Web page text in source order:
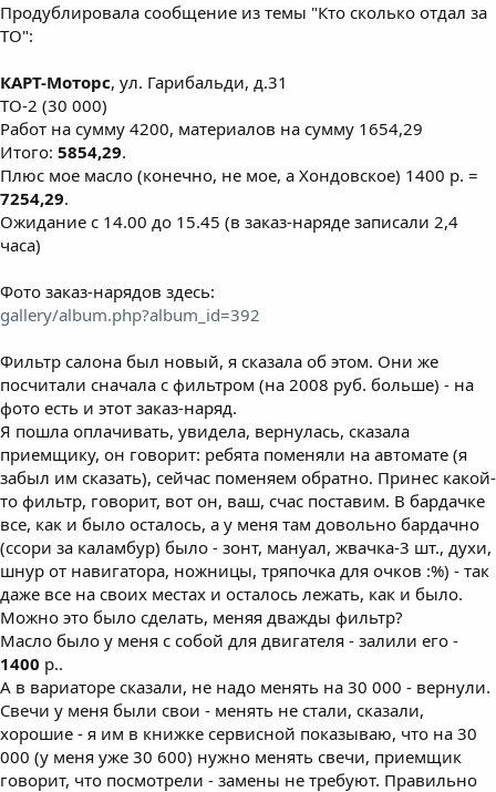
Продублировала сообщение из темы "Кто сколько отдал за
ТО":
КАРТ-Моторс, ул. Гарибальди, д.31
ТО-2 (30 000)
Работ на сумму 4200, материалов на сумму 1654,29
Итого: 5854,29.
Плюс мое масло (конечно, не мое, а Хондовское) 1400 р. =
7254,29.
Ожидание с 14.00 до 15.45 (в заказ-наряде записали 2,4
часа)
Фото заказ-нарядов здесь:
gallery/album.php?album_id=392
Фильтр салона был новый, я сказала об этом. Они же
посчитали сначала с фильтром (на 2008 руб. больше) - на
фото есть и этот заказ-наряд.
Я пошла оплачивать, увидела, вернулась, сказала
приемщику, он говорит: ребята поменяли на автомате (я
забыл им сказать), сейчас поменяем обратно. Принес какой-
то фильтр, говорит, вот он, ваш, счас поставим. В бардачке
все, как и было осталось, а у меня там довольно бардачно
(ссори за каламбур) было - зонт, мануал, жвачка-3 шт., духи,
шнур от навигатора, ножницы, тряпочка для очков :%) - так
даже все на своих местах и осталось лежать, как и было.
Можно это было сделать, меняя дважды фильтр?
Масло было у меня с собой для двигателя - залили его -
1400 р..
А в вариаторе сказали, не надо менять на 30 000 - вернули.
Свечи у меня были свои - менять не стали, сказали,
хорошие - я им в книжке сервисной показываю, что на 30
000 (у меня уже 30 600) нужно менять свечи, приемщик
говорит, что посмотрели - замены не требуют. Правильно